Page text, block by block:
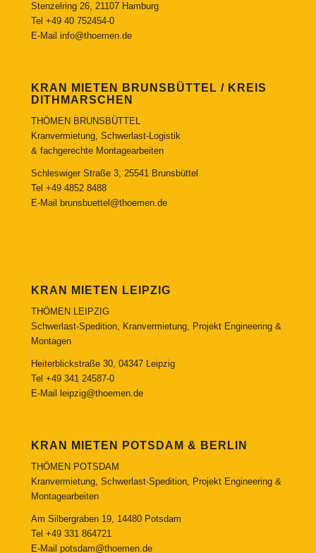
Stenzelring 26, 21107 Hamburg
Tel +49 40 752454-0
E-Mail info@thoemen.de
KRAN MIETEN BRUNSBÜTTEL / KREIS
DITHMARSCHEN
THÖMEN BRUNSBÜTTEL
Kranvermietung, Schwerlast-Logistik
& fachgerechte Montagearbeiten
Schleswiger Straße 3, 25541 Brunsbüttel
Tel +49 4852 8488
E-Mail
brunsbuettel@thoemen.de
KRAN MIETEN LEIPZIG
THÖMEN LEIPZIG
Schwerlast-Spedition, Kranvermietung, Projekt Engineering &
Montagen
Heiterblickstraße 30, 04347 Leipzig
Tel +49 341 24587-0
E-Mail
leipzig@thoemen.de
KRAN MIETEN POTSDAM & BERLIN
THÖMEN POTSDAM
Kranvermietung, Schwerlast-Spedition, Projekt Engineering &
Montagearbeiten
Am Silbergraben 19, 14480 Potsdam
Tel +49 331 864721
E-Mail potsdam@thoemen.de